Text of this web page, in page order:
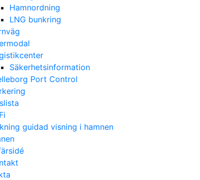
Hamnordning
LNG bunkring
Säkerhetsinformation
Port Control
guidad visning i hamnen